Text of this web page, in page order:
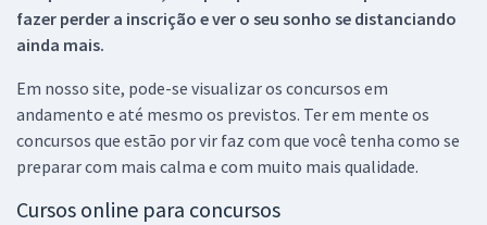
fazer perder a inscrição e ver o seu sonho se distanciando
ainda mais.
Em nosso site, pode-se visualizar os concursos em
andamento e até mesmo os previstos. Ter em mente os
concursos que estão por vir faz com que você tenha como se
preparar com mais calma e com muito mais qualidade.
Cursos online para concursos